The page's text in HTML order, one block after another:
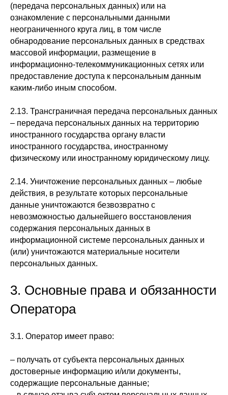
(передача персональных данных) или на
ознакомление с персональными данными
неограниченного круга лиц, в том числе
обнародование персональных данных в средствах
массовой информации, размещение в
информационно-телекоммуникационных сетях или
предоставление доступа к персональным данным
каким-либо иным способом.
2.13. Трансграничная передача персональных данных
– передача персональных данных на территорию
иностранного государства органу власти
иностранного государства, иностранному
физическому или иностранному юридическому лицу.
2.14. Уничтожение персональных данных – любые
действия, в результате которых персональные
данные уничтожаются безвозвратно с
невозможностью дальнейшего восстановления
содержания персональных данных в
информационной системе персональных данных и
(или) уничтожаются материальные носители
персональных данных.
3. Основные права и обязанности
Оператора
3.1. Оператор имеет право:
– получать от субъекта персональных данных
достоверные информацию и/или документы,
содержащие персональные данные;